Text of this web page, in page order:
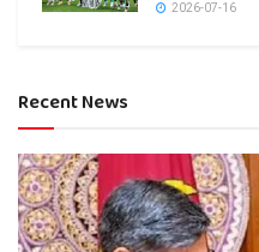
2026-07-16
Recent News